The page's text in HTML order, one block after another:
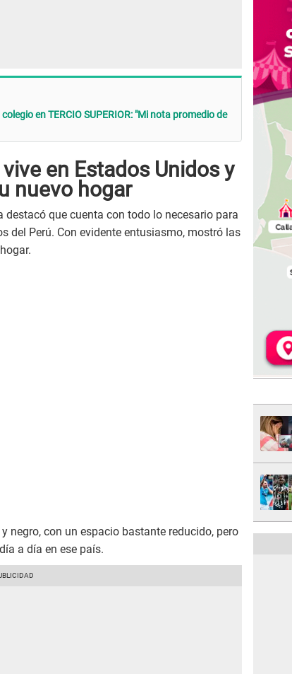
en TERCIO SUPERIOR: "Mi nota promedio de
en Estados Unidos y
nuevo hogar
que cuenta con todo lo necesario para
del Perú. Con evidente entusiasmo, mostró las
negro, con un espacio bastante reducido, pero
a día en ese país.